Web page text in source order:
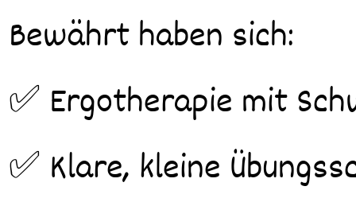
Bewährt haben sich:
✅ Ergotherapie mit
✅ Klare, kleine